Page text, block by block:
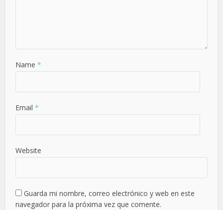
Name *
Email *
Website
Guarda mi nombre, correo electrónico y web en este
navegador para la próxima vez que comente.